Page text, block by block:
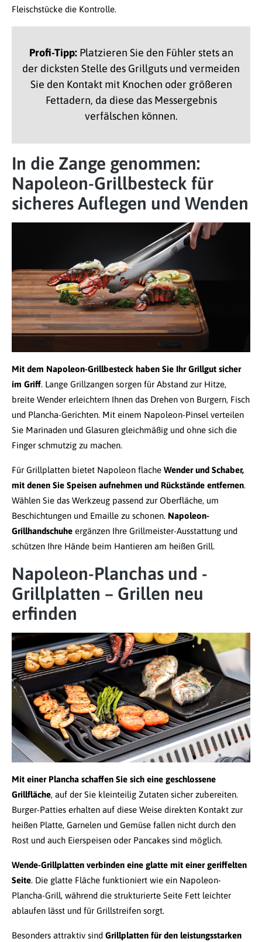
Fleischstücke die Kontrolle.
Profi-Tipp:Platzieren Sie den Fühler stets an
der dicksten Stelle des Grillguts und vermeiden
Sie den Kontakt mit Knochen oder größeren
Fettadern, da diese das Messergebnis
verfälschen können.
In die Zange genommen:
Napoleon-Grillbesteck für
sicheres Auflegen und Wenden
Mit dem Napoleon-Grillbesteck haben Sie Ihr Grillgut sicher
im Griff. Lange Grillzangen sorgen für Abstand zur Hitze,
breite Wender erleichtern Ihnen das Drehen von Burgern, Fisch
und Plancha-Gerichten. Mit einem Napoleon-Pinsel verteilen
Sie Marinaden und Glasuren gleichmäßig und ohne sich die
Finger schmutzig zu machen.
Für Grillplatten bietet Napoleon flache Wender und Schaber,
mit denen Sie Speisen aufnehmen und Rückstände entfernen.
Wählen Sie das Werkzeug passend zur Oberfläche, um
Beschichtungen und Emaille zu schonen. Napoleon-
Grillhandschuhe ergänzen Ihre Grillmeister-Ausstattung und
schützen Ihre Hände beim Hantieren am heißen Grill.
Napoleon-Planchas und -
Grillplatten – Grillen neu
erfinden
Mit einer Plancha schaffen Sie sich eine geschlossene
Grillfläche, auf der Sie kleinteilig Zutaten sicher zubereiten.
Burger-Patties erhalten auf diese Weise direkten Kontakt zur
heißen Platte, Garnelen und Gemüse fallen nicht durch den
Rost und auch Eierspeisen oder Pancakes sind möglich.
Wende-Grillplatten verbinden eine glatte mit einer geriffelten
Seite. Die glatte Fläche funktioniert wie ein Napoleon-
Plancha-Grill, während die strukturierte Seite Fett leichter
ablaufen lässt und für Grillstreifen sorgt.
Besonders attraktiv sind Grillplatten für den leistungsstarken